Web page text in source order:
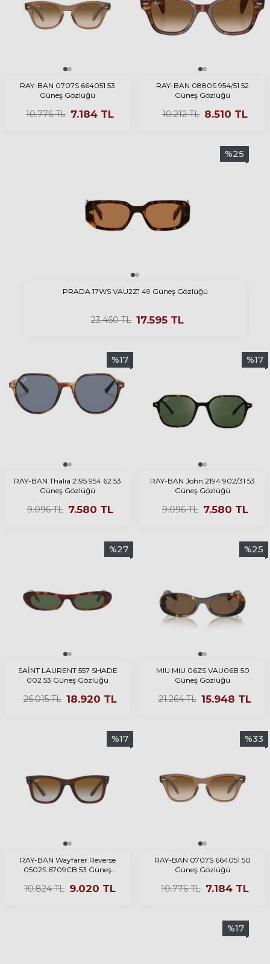
RAY-BAN 0707S 664051 53
Güneş Gözlüğü
10.776TL 7.184 TL
RAY-BAN 0880S 954/51 52
Güneş Gözlüğü
10.212TL 8.510 TL
%25
PRADA 17WS VAU2Z1 49 Güneş Gözlüğü
23.460TL 17.595 TL
%17
RAY-BAN Thalia 2195 954 62 53
Güneş Gözlüğü
9.096TL 7.580 TL
%17
RAY-BAN John 2194 902/31 53
Güneş Gözlüğü
9.096TL 7.580 TL
%27
SAİNT LAURENT 557 SHADE
002 53 Güneş Gözlüğü
26.015TL 18.920 TL
%25
MIU MIU 06ZS VAU06B 50
Güneş Gözlüğü
21.264TL 15.948 TL
%17
RAY-BAN Wayfarer Reverse
0502S 6709CB 53 Güneş
10.824TL 9.020 TL
%33
RAY-BAN 0707S 664051 50
Güneş Gözlüğü
10.776TL 7.184 TL
%17